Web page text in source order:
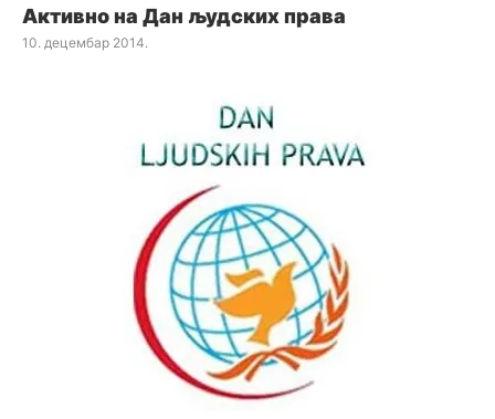
Активно на Дан људских права
10. децембар 2014.